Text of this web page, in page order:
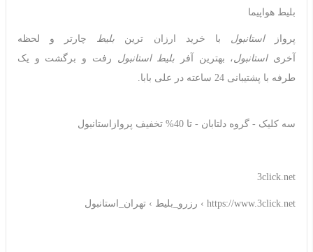
بلیط هواپیما
پروازاستانبول با خرید ارزان ترین بلیط چارتر و لحظه
آخریاستانبول، بهترین آفر بلیط استانبول رفت و برگشت و یک
طرفه با پشتیبانی 24 ساعته در علی بابا.
سه کلیک - گروه دلتابان - تا 40% تخفیف پروازاستانبول
3click.net
https://www.3click.net › رزرو_بلیط › تهران_استانبول